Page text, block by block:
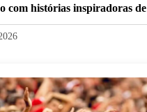
com histórias inspiradoras de
Itaperuna